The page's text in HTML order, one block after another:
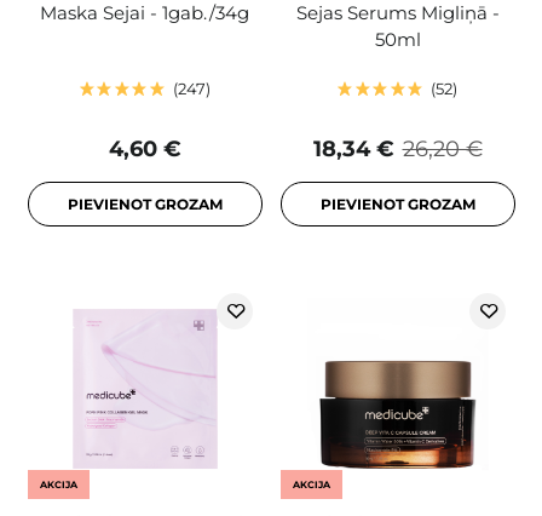
Maska Sejai - 1gab./34g
247
4,60 €
PIEVIENOT GROZAM
Sejas Serums Migliņā -
50ml
52
26,20 €
18,34 €
PIEVIENOT GROZAM
AKCIJA AKCIJA